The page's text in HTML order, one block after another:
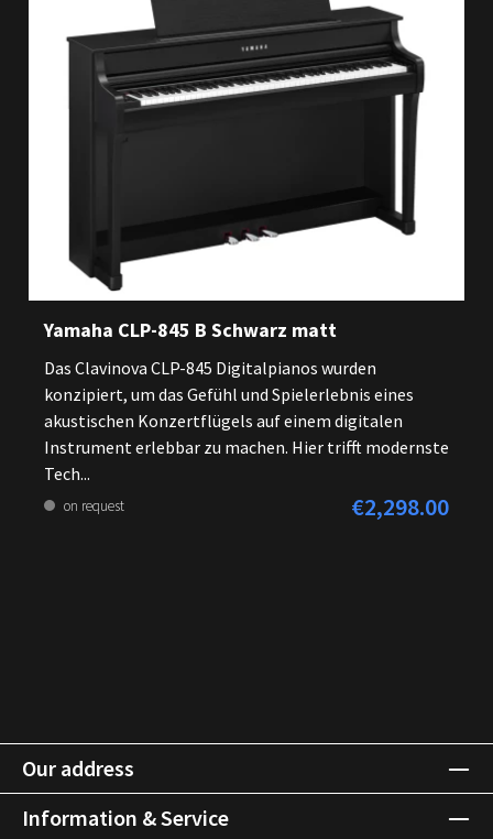
Yamaha CLP-845 B Schwarz matt
Das Clavinova CLP-845 Digitalpianos wurden
konzipiert, um das Gefühl und Spielerlebnis eines
akustischen Konzertflügels auf einem digitalen
Instrument erlebbar zu machen. Hier trifft modernste
Tech...
on request Regular price:
€2,298.00
Our address
Information & Service